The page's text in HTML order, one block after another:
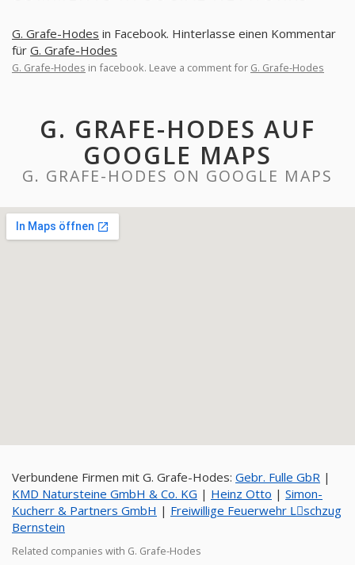
G. Grafe-Hodes in Facebook. Hinterlasse einen Kommentar
für G. Grafe-Hodes
G. Grafe-Hodes in facebook. Leave a comment for G. Grafe-Hodes
G. GRAFE-HODES AUF
GOOGLE MAPS
G. GRAFE-HODES ON GOOGLE MAPS
Verbundene Firmen mit G. Grafe-Hodes: Gebr. Fulle GbR |
KMD Natursteine GmbH & Co. KG | Heinz Otto | Simon-
Kucherr & Partners GmbH | Freiwillige Feuerwehr Lِschzug
Bernstein
Related companies with G. Grafe-Hodes